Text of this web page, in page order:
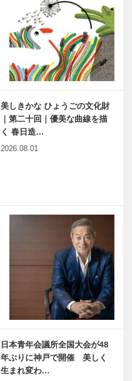
ノースウッズ
に魅せられて
Vol.03
くらしの中の
損展 ～エゴ
に固執すると
似ている 心
に残る試…
ち 第16
回 神戸大学
医学部附属病
院 親と子の
心療部
くらしの中の
アート｜alan
の世界観 〜
観る人に楽し
くなってほし
い〜
「神戸で落語
を楽しむ」シ
美しきかな ひょうごの文化財
｜第二十回｜優美な曲線を描
く 春日造…
2026.08.01
日本青年会議所全国大会が48
年ぶりに神戸で開催 美しく
生まれ変わ…